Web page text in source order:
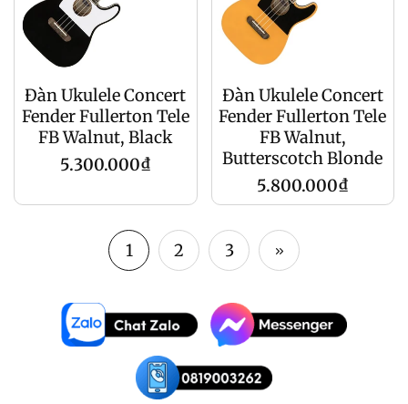
Đàn Ukulele Concert
Fender Fullerton Tele
FB Walnut, Black
Regular
5.300.000₫
Đàn Ukulele Concert
Fender Fullerton Tele
FB Walnut,
Butterscotch Blonde
Regular
price
5.800.000₫
1 2 3